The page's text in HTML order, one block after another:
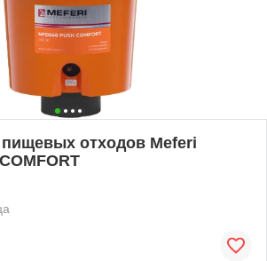
отходов Meferi